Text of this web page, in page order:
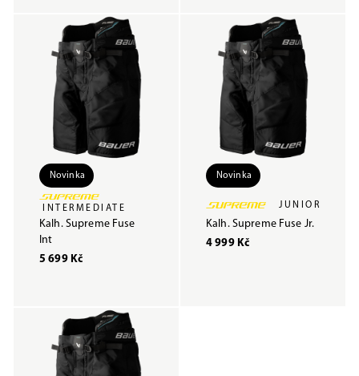
Novinka
INTERMEDIATE
Kalh. Supreme Fuse
Int
5 699 Kč
Novinka
JUNIOR
Kalh. Supreme Fuse Jr.
4 999 Kč